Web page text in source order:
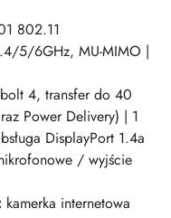
802.11
5/6GHz, MU-MIMO |
4, transfer do 40
Power Delivery) | 1
DisplayPort 1.4a
/ wyjście
kamerka internetowa